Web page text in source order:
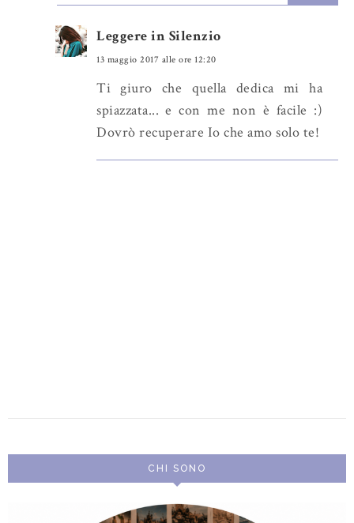
Leggere in Silenzio
13 maggio 2017 alle ore 12:20
Ti giuro che quella dedica mi ha
spiazzata... e con me non è facile :)
Dovrò recuperare Io che amo solo te!
CHI SONO